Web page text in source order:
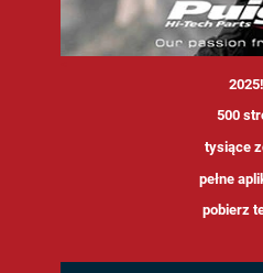
2025!
500
tysiące
pełne
pobierz